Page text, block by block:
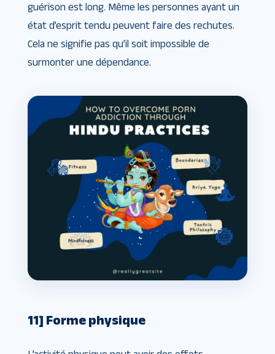
guérison est long. Même les personnes ayant un
état d’esprit tendu peuvent faire des rechutes.
Cela ne signifie pas qu’il soit impossible de
surmonter une dépendance.
11] Forme physique